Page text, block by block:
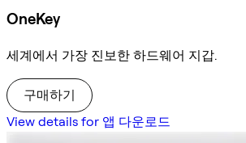
OneKey
세계에서 가장 진보한 하드웨어 지갑.
구매하기
View details for 앱 다운로드